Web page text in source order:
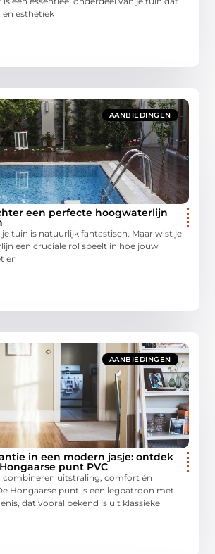
en esthetiek
AANBIEDINGEN
een perfecte hoogwaterlijn
tuin is natuurlijk fantastisch. Maar wist je
een cruciale rol speelt in hoe jouw
en
AANBIEDINGEN
in een modern jasje: ontdek
punt PVC
combineren uitstraling, comfort én
Hongaarse punt is een legpatroon met
dat vooral bekend is uit klassieke